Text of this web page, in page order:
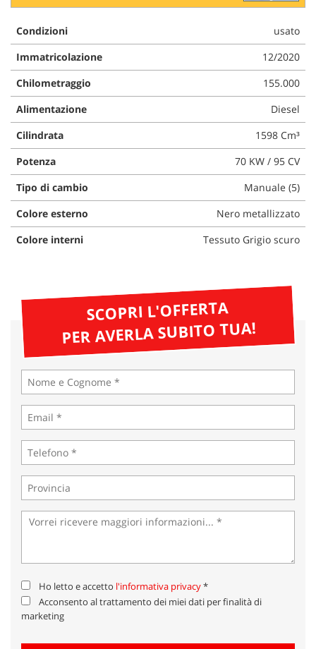
Condizioni
usato
Immatricolazione
12/2020
Chilometraggio
155.000
Alimentazione
Diesel
Cilindrata
1598 Cm³
Potenza
70 KW / 95 CV
Tipo di cambio
Manuale (5)
Colore esterno
Nero metallizzato
Colore interni
Tessuto Grigio scuro
SCOPRI L'OFFERTA
PER AVERLA SUBITO TUA!
Ho letto e accetto l'informativa privacy*
Acconsento al trattamento dei miei dati per finalità di
marketing
strumenti
di
tracciamento
si
rimanda
alla
cookie
policy.
Puoi
e
modificare
le
tue
scelte
in
Cookie necessari
Cookie delle preferenze
Cookie per il miglioramento dell'esperienza utente
Cookie analitici
Cookie di marketing
Leggi
la
cookie
policy
Salva